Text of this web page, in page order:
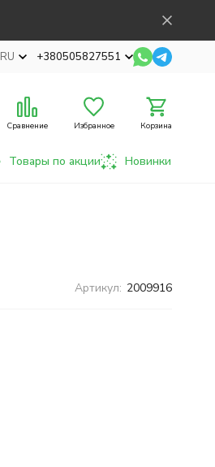
RU +380505827551
Сравнение Избранное Корзина
Товары по акции Новинки
Артикул: 2009916